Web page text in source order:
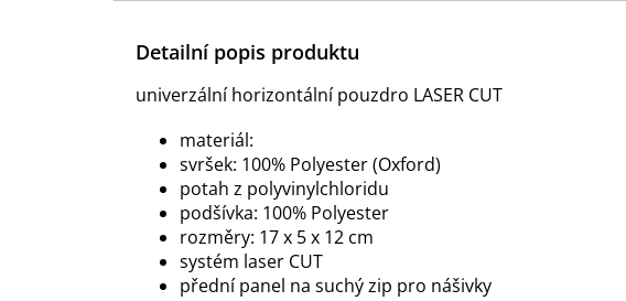
Detailní popis produktu
univerzální horizontální pouzdro LASER CUT
materiál:
svršek: 100% Polyester (Oxford)
potah z polyvinylchloridu
podšívka: 100% Polyester
rozměry: 17 x 5 x 12 cm
systém laser CUT
přední panel na suchý zip pro nášivky